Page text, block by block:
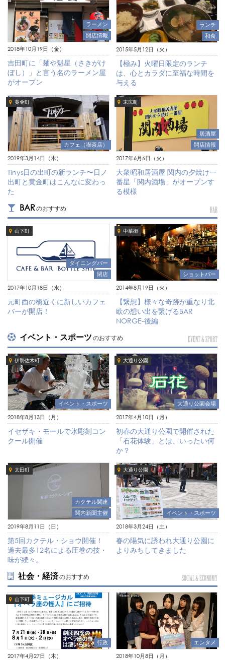
ラーメン
開店情報
2018年10月19日（金）
吉田町に「麺や魁星（さきがけ
ぼし）」と言う名のラーメン屋
がオープン
ランチ
和食
2015年5月12日（火）
【極み】火曜日限定のランチ
は、心とカラダに至福な時間を
与える
黄金町
カフェ（喫茶店）
2019年3月14日（木）
Tinys日の出町の新ランチ〜日ノ
出町と黄金町はこんなに変わっ
た
末広町
居酒屋
開店情報
2017年6月6日（火）
大衆昭和居酒屋 関内の夕焼け一
番星「関内酒場」がオープンす
る模様
BARのおすすめ BAR
山下町
ダイニングバー
閉店
2017年10月18日（水）
元町酉の橋近くに新しいカフェ
バーが開店！
中華街
ショットバー
2014年8月19日（火）
【繋想】様々な奇跡が重なり北
欧の想い出を繋げるBAR
NORGE-後編
イベント・スポーツ のおすすめ EVENT & SPORT
伊勢佐木町
イベント・スポーツ
2018年8月13日（月）
イセザキ・モールで氷彫刻コン
クール開催
大通り公園
大通り公園会場
2017年4月10日（月）
初春の大通り公園で開催された
「石花体験」とは、いったい何
か？
太田町
カクテル関連
関内新聞主催
2019年8月11日（日）
第5回カクテル・ショウ開催！
過去最多12名による圧巻の技・
味が続々。
大通り公園
イベント・スポーツ
2018年3月24日（土）
春の陽気に誘われ大通り公園に
よりみちしてきました
社会・経済のおすすめ SOCIAL & ECONOMY
山下町
行政
2017年4月27日（木）
エンタメ
2018年10月8日（月）